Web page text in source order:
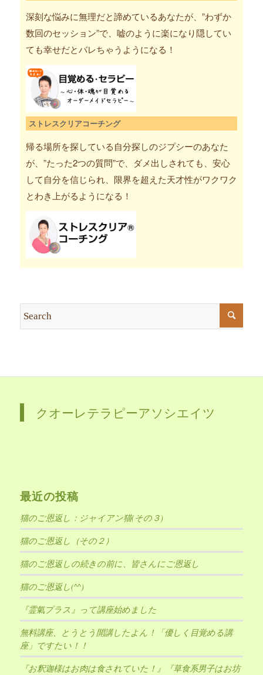
深刻な悩みに無理だと諦めているあなたが、”わずか
数回のセッション”で、嘘のように楽になり隠してい
ても幸せだとバレちゃうようになる！
ストレスクリアコーチング
帰る場所を探している自分探しのジプシーのあなた
が、”たった2つの質問”で、ダメ出しされても、安心
して自分を信じられ、限界を超えた天才性がワクワク
とわき上がるようになる！
クオーレテラピーアソシエイツ
最近の投稿
猫のご恩返し：ジャイアン猫(その３)
猫のご恩返し（その２）
猫のご恩返しの続きの前に、皆さんにご恩返し
猫のご恩返し(^^)
『霊氣プラス』って講座始めました
無料講座、とうとう開講したよん！「優しく目覚める講
座」ですたい！！
『お釈迦様はお肉は食されていた！』『草食系男子はお坊